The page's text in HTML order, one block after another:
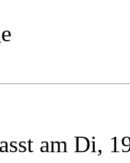
am Di,